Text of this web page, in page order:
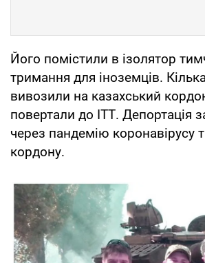
Його помістили в ізолятор
тримання для іноземців.
вивозили на казахський
повертали до ІТТ. Депортація
через пандемію коронавірусу
кордону.